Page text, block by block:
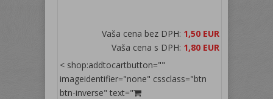
Vaša cena bez DPH: 1,50 EUR
Vaša cena s DPH: 1,80 EUR
< shop:addtocartbutton=""
imageidentifier="none" cssclass="btn
btn-inverse" text="